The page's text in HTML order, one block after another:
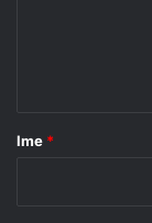
rIme *